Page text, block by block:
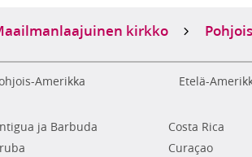
kirkko
Amerikka Etelä-
ja Barbuda
Costa Rica
Curaçao